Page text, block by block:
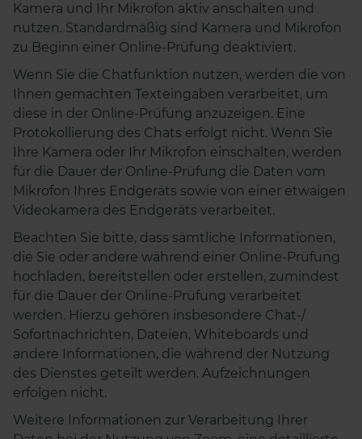
Kamera und Ihr Mikrofon aktiv anschalten und
nutzen. Standardmäßig sind Kamera und Mikrofon
zu Beginn einer Online-Prüfung deaktiviert.
Wenn Sie die Chatfunktion nutzen, werden die von
Ihnen gemachten Texteingaben verarbeitet, um
diese in der Online-Prüfung anzuzeigen. Eine
Protokollierung des Chats erfolgt nicht. Wenn Sie
Ihre Kamera oder Ihr Mikrofon einschalten, werden
für die Dauer der Online-Prüfung die Daten vom
Mikrofon Ihres Endgeräts sowie von einer etwaigen
Videokamera des Endgeräts verarbeitet.
Beachten Sie bitte, dass sämtliche Informationen,
die Sie oder andere während einer Online-Prüfung
hochladen, bereitstellen oder erstellen, zumindest
für die Dauer der Online-Prüfung verarbeitet
werden. Hierzu gehören insbesondere Chat-/
Sofortnachrichten, Dateien, Whiteboards und
andere Informationen, die während der Nutzung
des Dienstes geteilt werden. Aufzeichnungen
erfolgen nicht.
Weitere Informationen zur Verarbeitung Ihrer